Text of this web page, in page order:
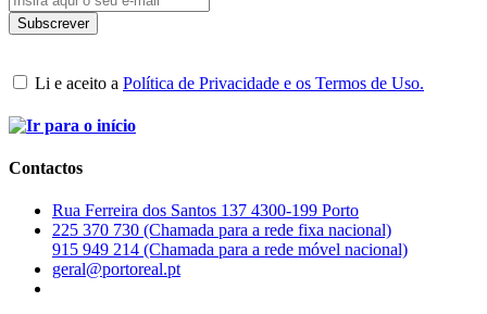
Li e aceito a Política de Privacidade e os Termos de Uso.
Contactos
Rua Ferreira dos Santos 137 4300-199 Porto
225 370 730 (Chamada para a rede fixa nacional)
915 949 214 (Chamada para a rede móvel nacional)
geral@portoreal.pt